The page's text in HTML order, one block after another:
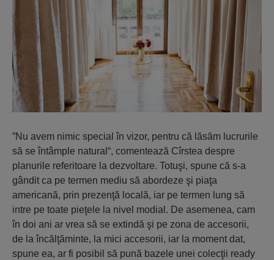
”Nu avem nimic special în vizor, pentru că lăsăm lucrurile
să se întâmple natural“, comentează Cîrstea despre
planurile referitoare la dezvoltare. Totuşi, spune că s-a
gândit ca pe termen mediu să abordeze şi piaţa
americană, prin prezenţă locală, iar pe termen lung să
intre pe toate pieţele la nivel modial. De asemenea, cam
în doi ani ar vrea să se extindă şi pe zona de accesorii,
de la încălţăminte, la mici accesorii, iar la moment dat,
spune ea, ar fi posibil să pună bazele unei colecţii ready